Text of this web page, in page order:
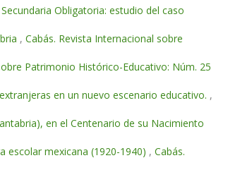
Obligatoria: estudio del caso
, Cabás. Revista Internacional sobre
Patrimonio Histórico-Educativo: Núm. 25
en un nuevo escenario educativo. ,
en el Centenario de su Nacimiento
escolar mexicana (1920-1940) , Cabás.